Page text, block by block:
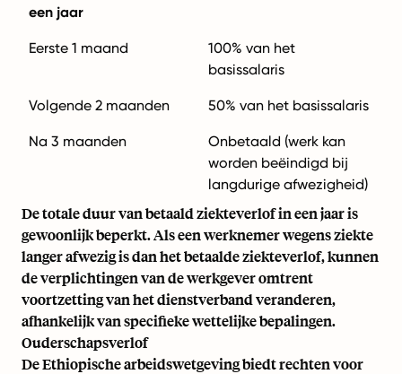
een jaar
Eerste 1 maand
100% van het
basissalaris
Volgende 2 maanden 50% van het basissalaris
Na 3 maanden
Onbetaald (werk kan
worden beëindigd bij
langdurige afwezigheid)
De totale duur van betaald ziekteverlof in een jaar is
gewoonlijk beperkt. Als een werknemer wegens ziekte
langer afwezig is dan het betaalde ziekteverlof, kunnen
de verplichtingen van de werkgever omtrent
voortzetting van het dienstverband veranderen,
afhankelijk van specifieke wettelijke bepalingen.
Ouderschapsverlof
De Ethiopische arbeidswetgeving biedt rechten voor